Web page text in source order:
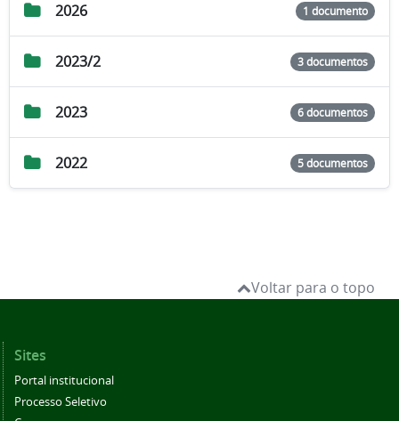
2026 1 documento
2023/2 3 documentos
2023 6 documentos
2022 5 documentos
Voltar para o topo
Sites
Portal institucional
Processo Seletivo